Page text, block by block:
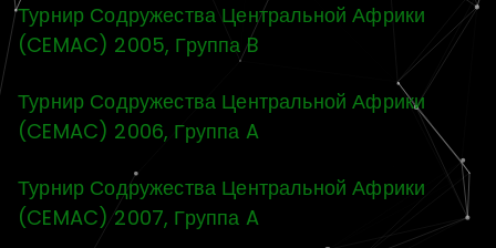
Турнир Содружества Центральной Африки
(CEMAC) 2005, Группа B
Турнир Содружества Центральной Африки
(CEMAC) 2006, Группа A
Турнир Содружества Центральной Африки
(CEMAC) 2007, Группа A